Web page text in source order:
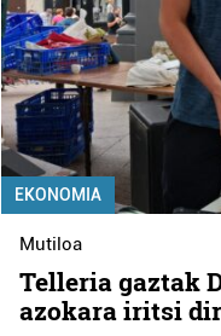
EKONOMIA
Mutiloa
Telleria gaztak
azokara iritsi